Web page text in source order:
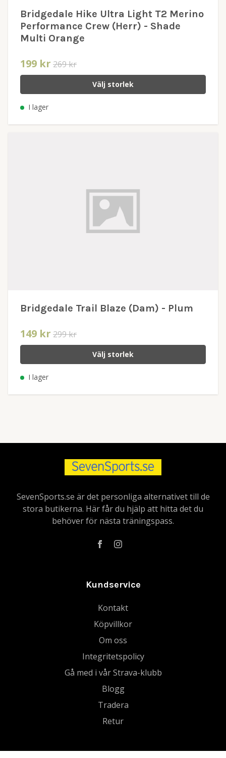
Bridgedale Hike Ultra Light T2 Merino
Performance Crew (Herr) - Shade
Multi Orange
199 kr 269 kr
Välj storlek
I lager
Bridgedale Trail Blaze (Dam) - Plum
149 kr 299 kr
Välj storlek
I lager
SevenSports.se är det personliga alternativet till de
stora butikerna. Här får du hjälp att hitta det du
behöver för nästa träningspass.
Kundservice
Kontakt
Köpvillkor
Om oss
Integritetspolicy
Gå med i vår Strava-klubb
Blogg
Tradera
Retur